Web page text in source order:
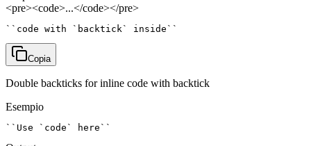
<pre><code>...</code></pre>
``code with `backtick` inside``
Copia
Double backticks for inline code with backtick
Esempio
``Use `code` here``